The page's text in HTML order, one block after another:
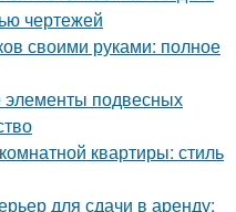
чертежей
своими руками: полное
элементы подвесных
квартиры: стиль
для сдачи в аренду: